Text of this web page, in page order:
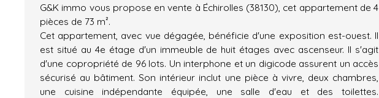
G&K immo vous propose en vente à Échirolles (38130), cet appartement de 4
pièces de 73 m².
Cet appartement, avec vue dégagée, bénéficie d'une exposition est-ouest. Il
est situé au 4e étage d'un immeuble de huit étages avec ascenseur. Il s'agit
d'une copropriété de 96 lots. Un interphone et un digicode assurent un accès
sécurisé au bâtiment. Son intérieur inclut une pièce à vivre, deux chambres,
une cuisine indépendante équipée, une salle d'eau et des toilettes.